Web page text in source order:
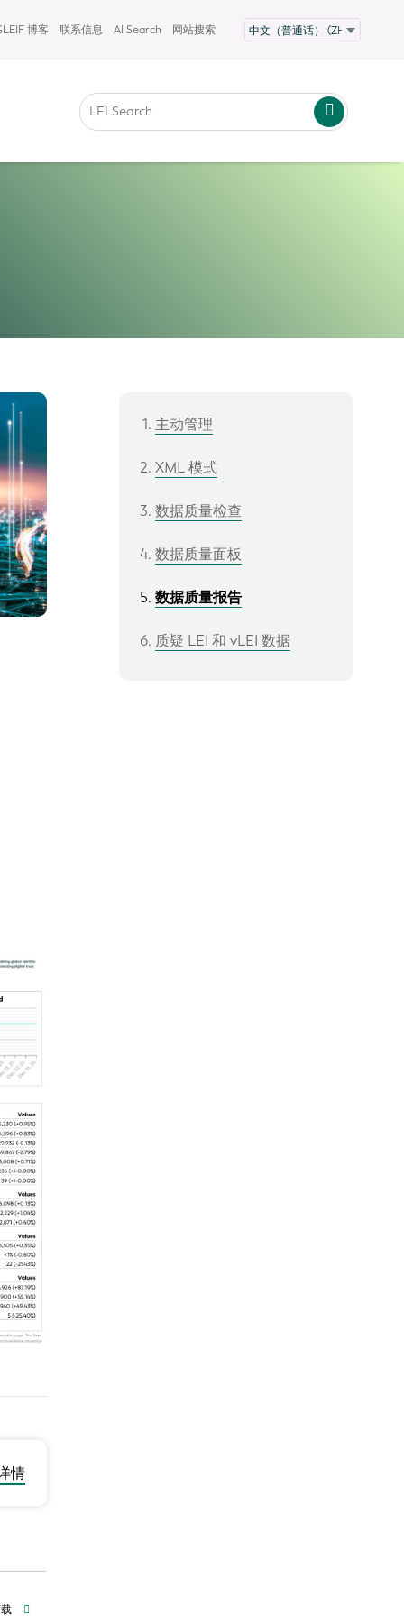
博客 联系信息 AI Search 网站搜索
情
主动管理
XML 模式
数据质量检查
数据质量面板
数据质量报告
质疑 LEI 和 vLEI 数据